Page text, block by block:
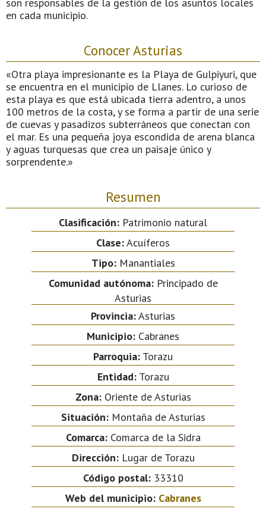
en cada municipio.
Conocer Asturias
«Otra playa impresionante es la Playa de Gulpiyuri, que
se encuentra en el municipio de Llanes. Lo curioso de
esta playa es que está ubicada tierra adentro, a unos
100 metros de la costa, y se forma a partir de una serie
de cuevas y pasadizos subterráneos que conectan con
el mar. Es una pequeña joya escondida de arena blanca
y aguas turquesas que crea un paisaje único y
sorprendente.»
Resumen
Clasificación: Patrimonio natural
Clase:Acuíferos
Tipo:Manantiales
Comunidad autónoma:Principado de
Asturias
Provincia:Asturias
Municipio: Cabranes
Parroquia: Torazu
Entidad:Torazu
Zona:Oriente de Asturias
Situación:Montaña de Asturias
Comarca:Comarca de la Sidra
Dirección:Lugar de Torazu
Código postal:33310
Web del municipio: Cabranes